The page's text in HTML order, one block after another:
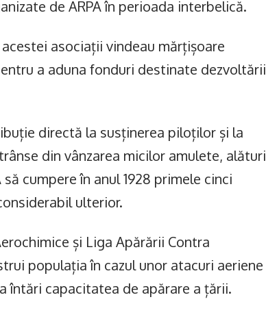
de ARPA în perioada interbelică.
asociații vindeau mărțișoare
a aduna fonduri destinate dezvoltării
directă la susținerea piloților și la
din vânzarea micilor amulete, alături
cumpere în anul 1928 primele cinci
ulterior.
și Liga Apărării Contra
populația în cazul unor atacuri aeriene
întări capacitatea de apărare a țării.